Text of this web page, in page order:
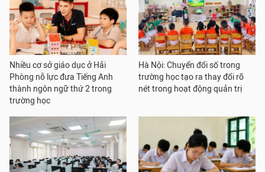
Nhiều cơ sở giáo dục ở Hải
Phòng nỗ lực đưa Tiếng Anh
thành ngôn ngữ thứ 2 trong
trường học
Hà Nội: Chuyển đổi số trong
trường học tạo ra thay đổi rõ
nét trong hoạt động quản trị